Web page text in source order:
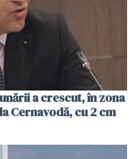
a crescut, în zona
Cernavodă, cu 2 cm